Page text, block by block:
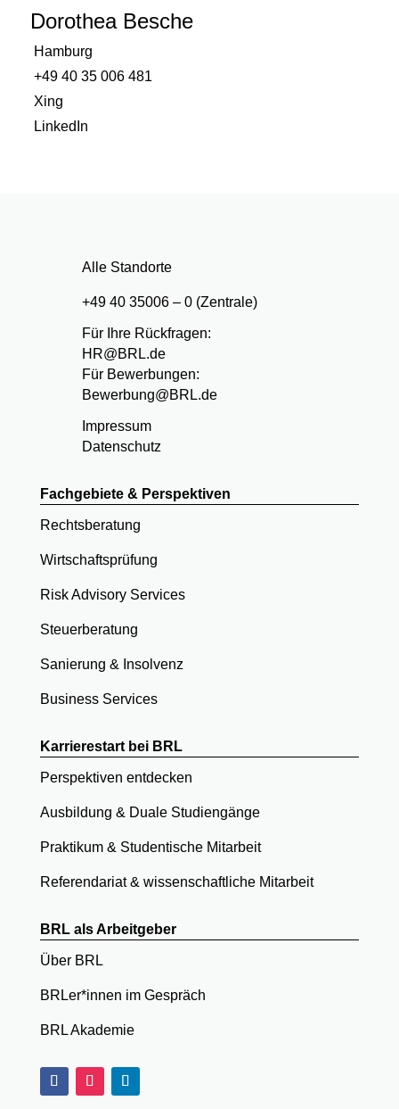
Dorothea Besche
Hamburg
+49 40 35 006 481
Xing
LinkedIn
Alle Standorte
+49 40 35006 – 0 (Zentrale)
Für Ihre Rückfragen:
HR@BRL.de
Für Bewerbungen:
Bewerbung@BRL.de
Impressum
Datenschutz
Fachgebiete & Perspektiven
Rechtsberatung
Wirtschaftsprüfung
Risk Advisory Services
Steuerberatung
Sanierung & Insolvenz
Business Services
Karrierestart bei BRL
Perspektiven entdecken
Ausbildung & Duale Studiengänge
Praktikum & Studentische Mitarbeit
Referendariat & wissenschaftliche Mitarbeit
BRL als Arbeitgeber
Über BRL
BRLer*innen im Gespräch
BRL Akademie